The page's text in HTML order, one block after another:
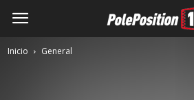
Inicio General